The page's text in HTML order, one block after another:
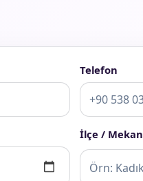
Telefon
İlçe / Mekan